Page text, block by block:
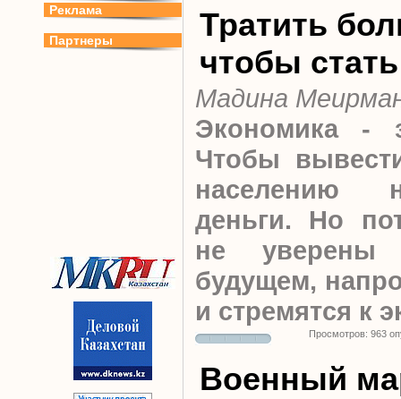
Реклама
Партнеры
Тратить
чтобы
Мадина
Экономика -
Чтобы
населению
деньги. Но
не уверены
будущем,
и стремятся к
Просмотров: 963
Военный